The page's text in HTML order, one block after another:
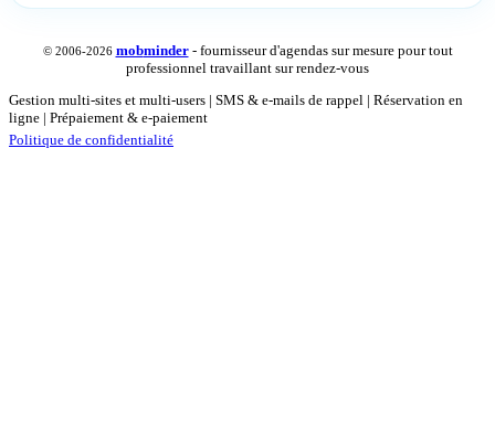
© 2006-2026 mobminder- fournisseur d'agendas sur mesure pour tout
professionnel travaillant sur rendez-vous
Gestion multi-sites et multi-users | SMS & e-mails de rappel | Réservation en
ligne | Prépaiement & e-paiement
Politique de confidentialité